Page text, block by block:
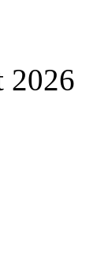
2026